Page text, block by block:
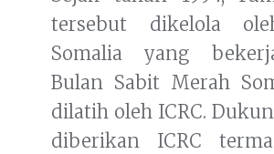
tersebut dikelola
Somalia yang
Bulan Sabit Merah
dilatih oleh ICRC.
diberikan ICRC